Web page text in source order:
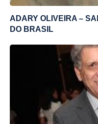
ADARY OLIVEIRA –
DO BRASIL